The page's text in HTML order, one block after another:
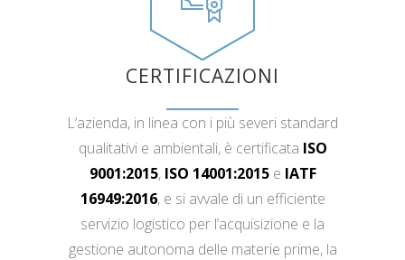
CERTIFICAZIONI
L’azienda, in linea con i più severi standard
qualitativi e ambientali, è certificata ISO
9001:2015, ISO 14001:2015e IATF
16949:2016, e si avvale di un efficiente
servizio logistico per l’acquisizione e la
gestione autonoma delle materie prime, la